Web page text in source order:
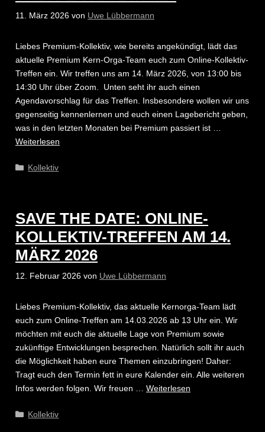
11. März 2026 von Uwe Lübbermann
Liebes Premium-Kollektiv, wie bereits angekündigt, lädt das
aktuelle Premium Kern-Orga-Team euch zum Online-Kollektiv-
Treffen ein. Wir treffen uns am 14. März 2026, von 13:00 bis
14:30 Uhr über Zoom. Unten seht ihr auch einen
Agendavorschlag für das Treffen. Insbesondere wollen wir uns
gegenseitig kennenlernen und euch einen Lagebericht geben,
was in den letzten Monaten bei Premium passiert ist …
Weiterlesen
Kategorien
Kollektiv
SAVE THE DATE: ONLINE-
KOLLEKTIV-TREFFEN AM 14.
MÄRZ 2026
12. Februar 2026 von Uwe Lübbermann
Liebes Premium-Kollektiv, das aktuelle Kernorga-Team lädt
euch zum Online-Treffen am 14.03.2026 ab 13 Uhr ein. Wir
möchten mit euch die aktuelle Lage von Premium sowie
zukünftige Entwicklungen besprechen. Natürlich sollt ihr auch
die Möglichkeit haben eure Themen einzubringen! Daher:
Tragt euch den Termin fett in eure Kalender ein. Alle weiteren
Infos werden folgen. Wir freuen … Weiterlesen
Kategorien
Kollektiv